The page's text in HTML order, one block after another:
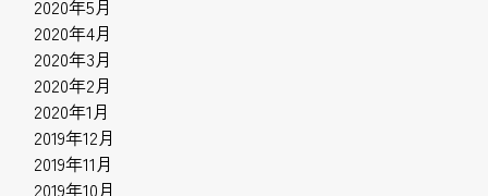
2020年5月
2020年4月
2020年3月
2020年2月
2020年1月
2019年12月
2019年11月
2019年10月